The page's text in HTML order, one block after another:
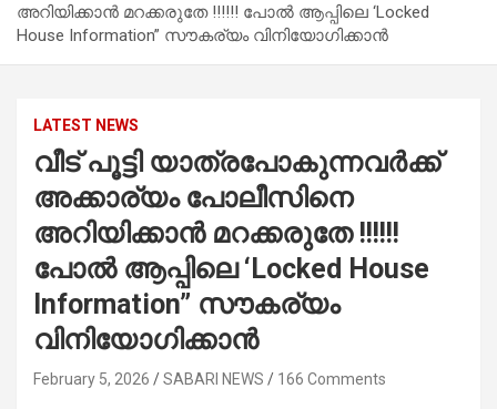
അറിയിക്കാൻ മറക്കരുതേ !!!!!! പോൽ ആപ്പിലെ ‘Locked
House Information” സൗകര്യം വിനിയോഗിക്കാൻ
LATEST NEWS
വീട് പൂട്ടി യാത്രപോകുന്നവർക്ക്
അക്കാര്യം പോലീസിനെ
അറിയിക്കാൻ മറക്കരുതേ !!!!!!
പോൽ ആപ്പിലെ ‘Locked House
Information” സൗകര്യം
വിനിയോഗിക്കാൻ
February 5, 2026 SABARI NEWS 166 Comments